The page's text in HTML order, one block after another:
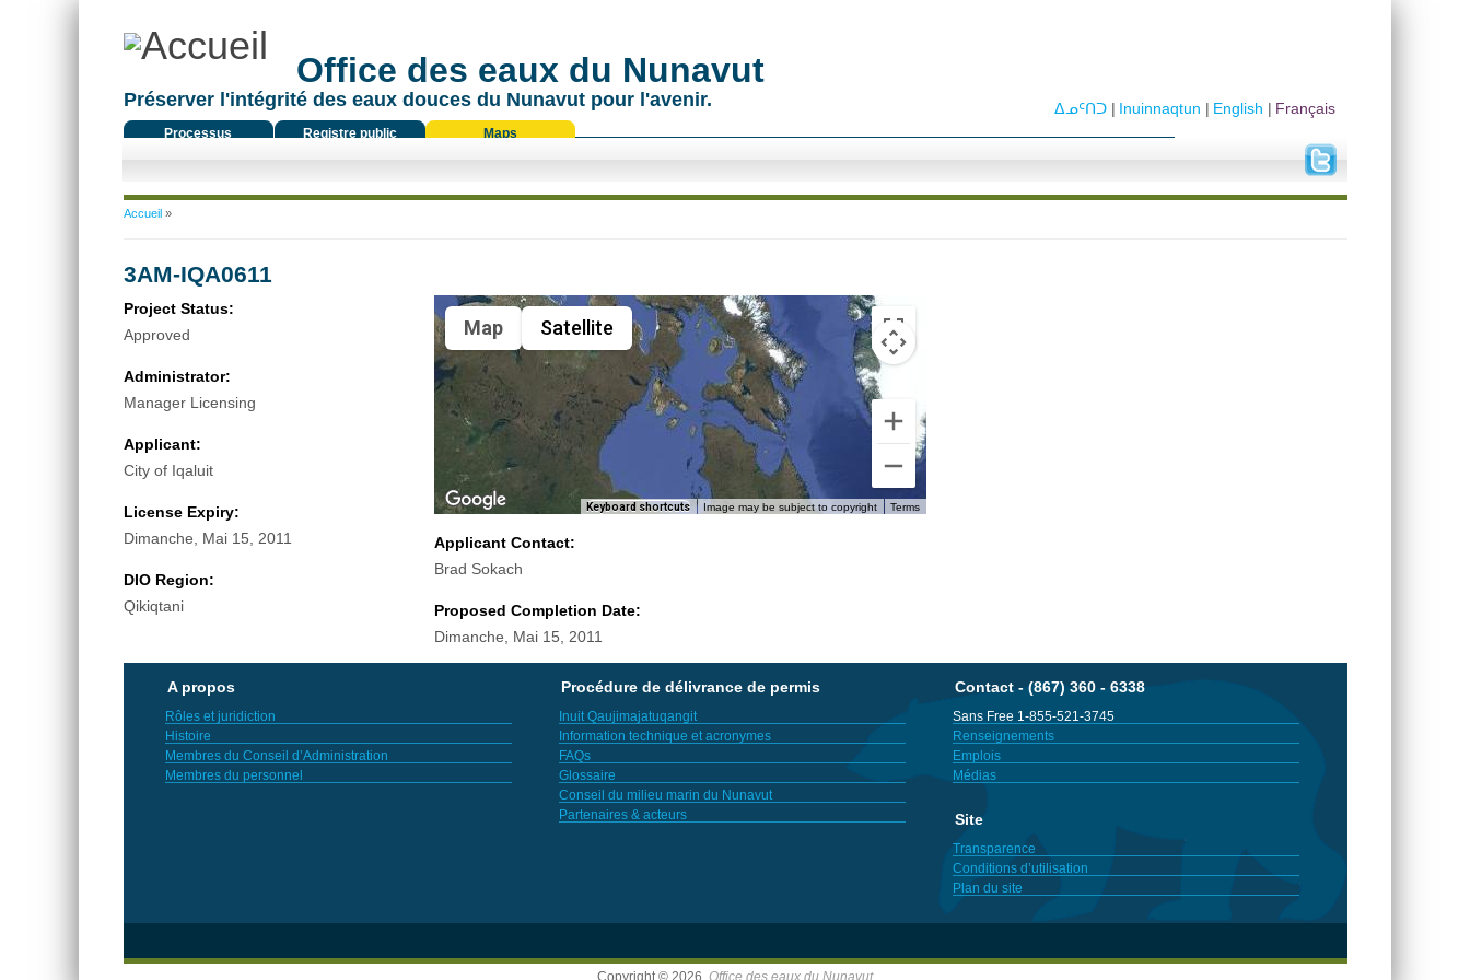
Office des eaux du Nunavut
Préserver l'intégrité des eaux douces du Nunavut pour l'avenir.
Processus
Registre public Maps
Français
English
Inuinnaqtun
ᐃᓄᑦᑎᑐ
Vous êtes ici
Accueil»
3AM-IQA0611
Project Status:
Approved
Administrator:
Manager Licensing
Applicant:
City of Iqaluit
License Expiry:
Dimanche, Mai 15, 2011
DIO Region:
Qikiqtani
Map Satellite
Keyboard shortcuts Image may be subject to copyright Terms
Applicant Contact:
Brad Sokach
Proposed Completion Date:
Dimanche, Mai 15, 2011
A propos
Rôles et juridiction
Histoire
Membres du Conseil d’Administration
Membres du personnel
Procédure de délivrance de permis
Inuit Qaujimajatuqangit
Information technique et acronymes
FAQs
Glossaire
Conseil du milieu marin du Nunavut
Partenaires & acteurs
Contact - (867) 360 - 6338
Sans Free 1-855-521-3745
Renseignements
Emplois
Médias
Site
Transparence
Conditions d’utilisation
Plan du site
Copyright © 2026, Office des eaux du Nunavut